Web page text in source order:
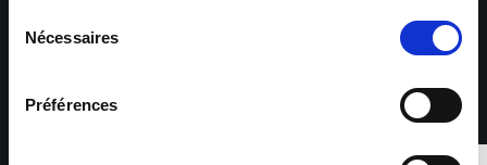
Nécessaires
Préférences
*Les informations collectées par Sofitex Luxembourg via ce
formulaire font l’objet d’un traitement informatisé ayant
l’impossibilité de traiter la demande. Ces informations sont
Luxembourg, à ses clients et à ses éventuels sous-traitants